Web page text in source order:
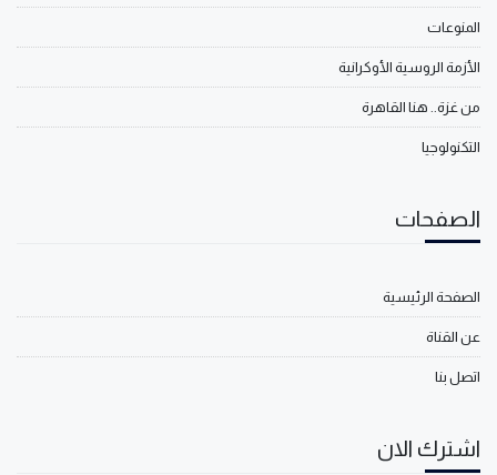
المنوعات
الأزمة الروسية الأوكرانية
من غزة.. هنا القاهرة
التكنولوجيا
الصفحات
الصفحة الرئيسية
عن القناة
اتصل بنا
اشترك الان